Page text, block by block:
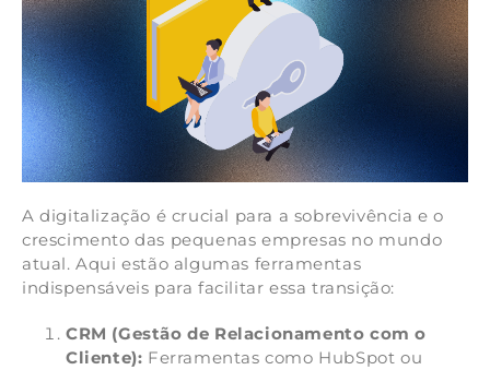
A digitalização é crucial para a sobrevivência e o
crescimento das pequenas empresas no mundo
atual. Aqui estão algumas ferramentas
indispensáveis para facilitar essa transição:
CRM (Gestão de Relacionamento com o
Cliente): Ferramentas como HubSpot ou